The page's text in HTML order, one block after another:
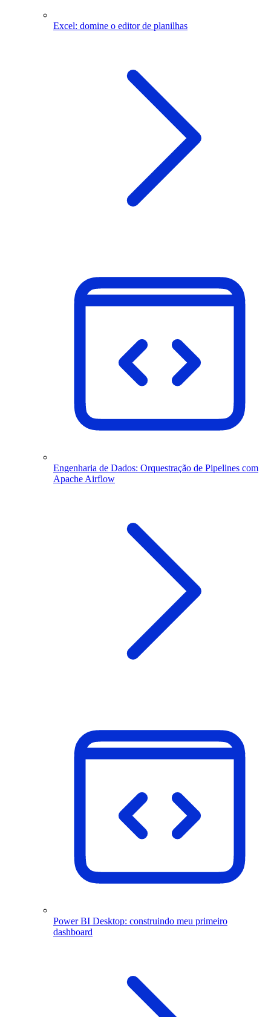
Excel: domine o editor de planilhas
Engenharia de Dados: Orquestração de Pipelines com
Apache Airflow
Power BI Desktop: construindo meu primeiro
dashboard